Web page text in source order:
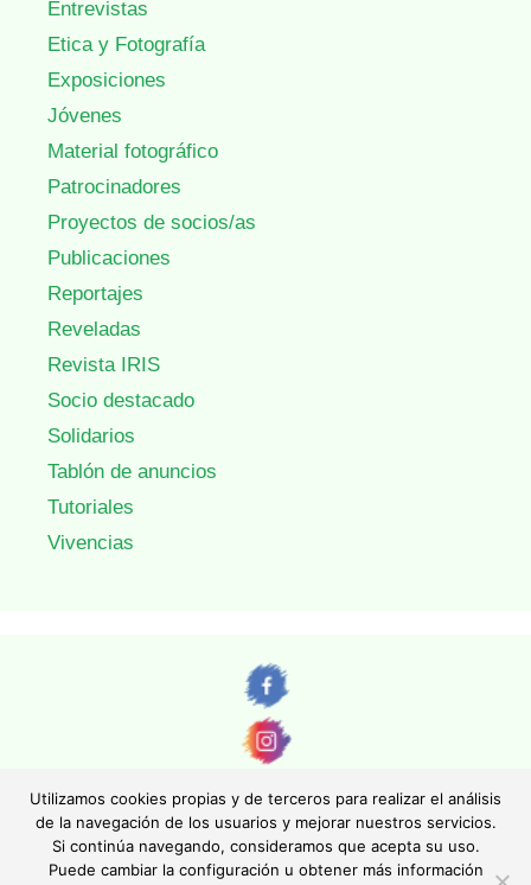
Entrevistas
Etica y Fotografía
Exposiciones
Jóvenes
Material fotográfico
Patrocinadores
Proyectos de socios/as
Publicaciones
Reportajes
Reveladas
Revista IRIS
Socio destacado
Solidarios
Tablón de anuncios
Tutoriales
Vivencias
© AEFONA 2011- 2026 | Todas las imágenes y textos son propiedad de sus
autores. Queda totalmente prohibida su reproducción.
Utilizamos cookies propias y de terceros para realizar el análisis
de la navegación de los usuarios y mejorar nuestros servicios.
Si continúa navegando, consideramos que acepta su uso.
Puede cambiar la configuración u obtener más información